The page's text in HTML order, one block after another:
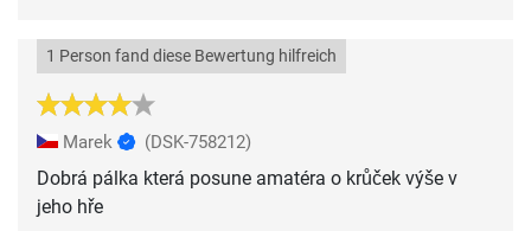
1 Person fand diese Bewertung hilfreich
Marek (DSK-758212)
Dobrá pálka která posune amatéra o krůček výše v
jeho hře